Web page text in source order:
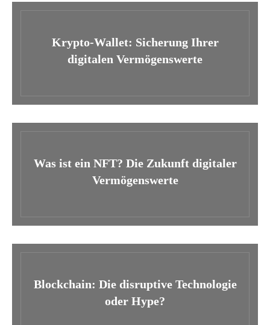
Krypto-Wallet: Sicherung Ihrer
digitalen Vermögenswerte
Was ist ein NFT? Die Zukunft digitaler
Vermögenswerte
Blockchain: Die disruptive Technologie
oder Hype?